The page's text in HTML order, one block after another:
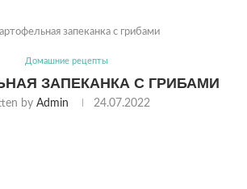
запеканка с грибами
Домашние рецепты
ЗАПЕКАНКА С ГРИБАМИ
by Admin 24.07.2022